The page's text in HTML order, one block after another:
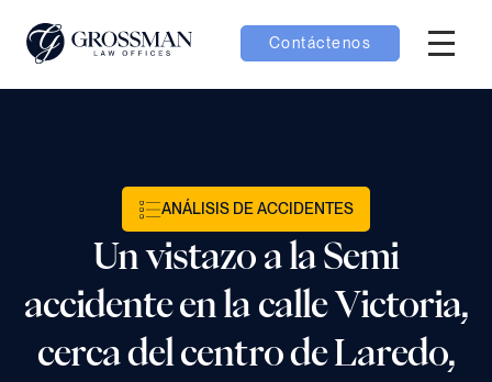
Contáctenos
Menú
Resultados
ANÁLISIS DE ACCIDENTES
Un vistazo a la Semi
accidente en la calle Victoria,
cerca del centro de Laredo,